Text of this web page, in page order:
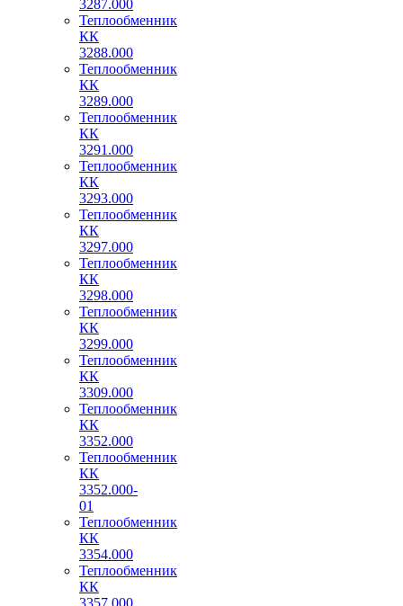
3287.000
Теплообменник
КК
3288.000
Теплообменник
КК
3289.000
Теплообменник
КК
3291.000
Теплообменник
КК
3293.000
Теплообменник
КК
3297.000
Теплообменник
КК
3298.000
Теплообменник
КК
3299.000
Теплообменник
КК
3309.000
Теплообменник
КК
3352.000
Теплообменник
КК
3352.000-
01
Теплообменник
КК
3354.000
Теплообменник
КК